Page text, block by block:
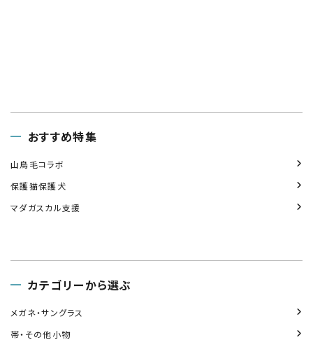
おすすめ特集
山鳥毛コラボ
保護猫保護犬
マダガスカル支援
カテゴリーから選ぶ
メガネ・サングラス
帯・その他小物